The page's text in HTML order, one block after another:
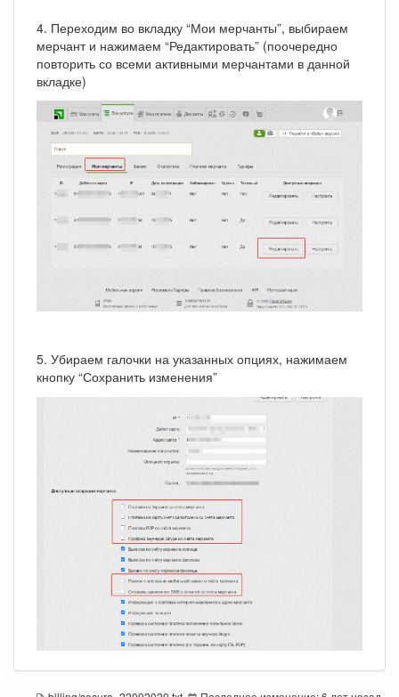
4. Переходим во вкладку “Мои мерчанты”, выбираем
мерчант и нажимаем “Редактировать” (поочередно
повторить со всеми активными мерчантами в данной
вкладке)
5. Убираем галочки на указанных опциях, нажимаем
кнопку “Сохранить изменения”